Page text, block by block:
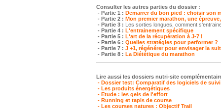
Consulter les autres parties du dossier :
- Partie 1 : Demarrer du bon pied : choisir son
- Partie 2 : Mon premier marathon, une
- Partie 3 : Les sorties longues, comment
- Partie 4 : L'entrainement spécifique
- Partie 5 : L'art de la récupération à J-7 !
- Partie 6 : Quelles stratégies pour performer ?
- Partie 7 : J +1, régénérer pour envisager la
- Partie 8 : La Diététique du marathon
Lire aussi les dossiers nutri-site
- Dossier test: Comparatif des logiciels de
- Les produits énergétiques
- Etude : les gels de l'effort
- Running et tapis de course
- Les courses natures : Objectif Trail